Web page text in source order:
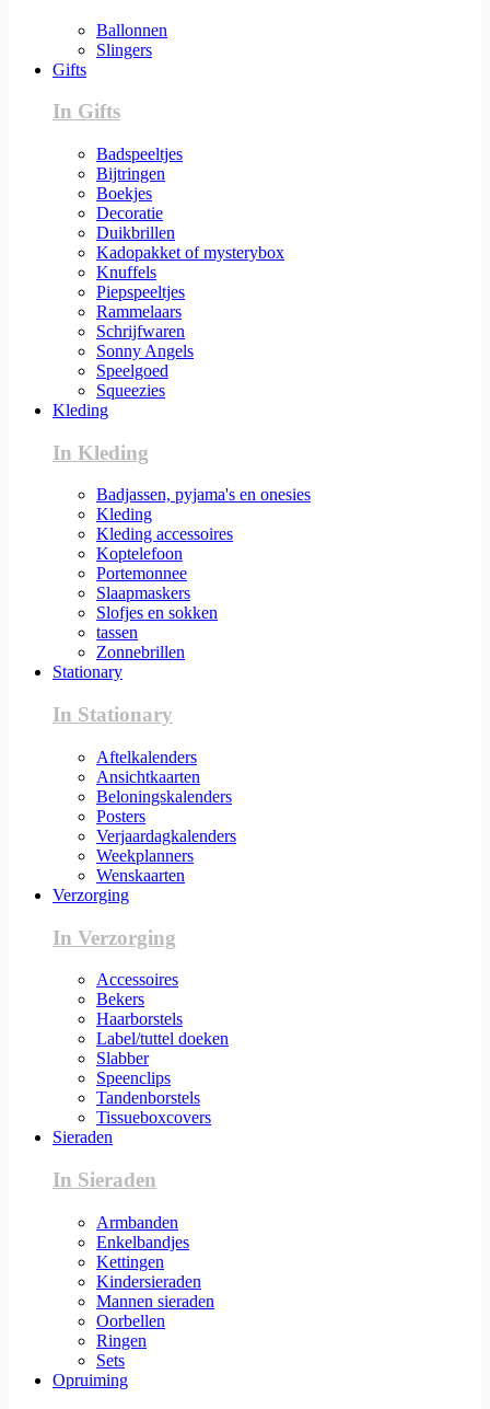
Ballonnen
Slingers
Gifts
In Gifts
Badspeeltjes
Bijtringen
Boekjes
Decoratie
Duikbrillen
Kadopakket of mysterybox
Knuffels
Piepspeeltjes
Rammelaars
Schrijfwaren
Sonny Angels
Speelgoed
Squeezies
Kleding
In Kleding
Badjassen, pyjama's en onesies
Kleding
Kleding accessoires
Koptelefoon
Portemonnee
Slaapmaskers
Slofjes en sokken
tassen
Zonnebrillen
Stationary
In Stationary
Aftelkalenders
Ansichtkaarten
Beloningskalenders
Posters
Verjaardagkalenders
Weekplanners
Wenskaarten
Verzorging
In Verzorging
Accessoires
Bekers
Haarborstels
Label/tuttel doeken
Slabber
Speenclips
Tandenborstels
Tissueboxcovers
Sieraden
In Sieraden
Armbanden
Enkelbandjes
Kettingen
Kindersieraden
Mannen sieraden
Oorbellen
Ringen
Sets
Opruiming